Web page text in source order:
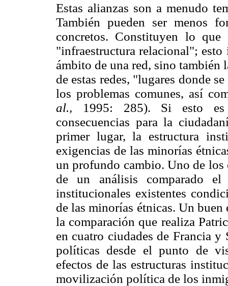
Estas alianzas son a menudo
También pueden ser menos
concretos. Constituyen lo
"infraestructura relacional";
ámbito de una red, sino
de estas redes, "lugares donde
los problemas comunes, así
al., 1995: 285). Si esto es
consecuencias para la
primer lugar, la estructura
exigencias de las minorías
un profundo cambio. Uno de
de un análisis comparado
institucionales existentes
de las minorías étnicas. Un
la comparación que realiza
en cuatro ciudades de Francia
políticas desde el punto de
efectos de las estructuras
movilización política de los